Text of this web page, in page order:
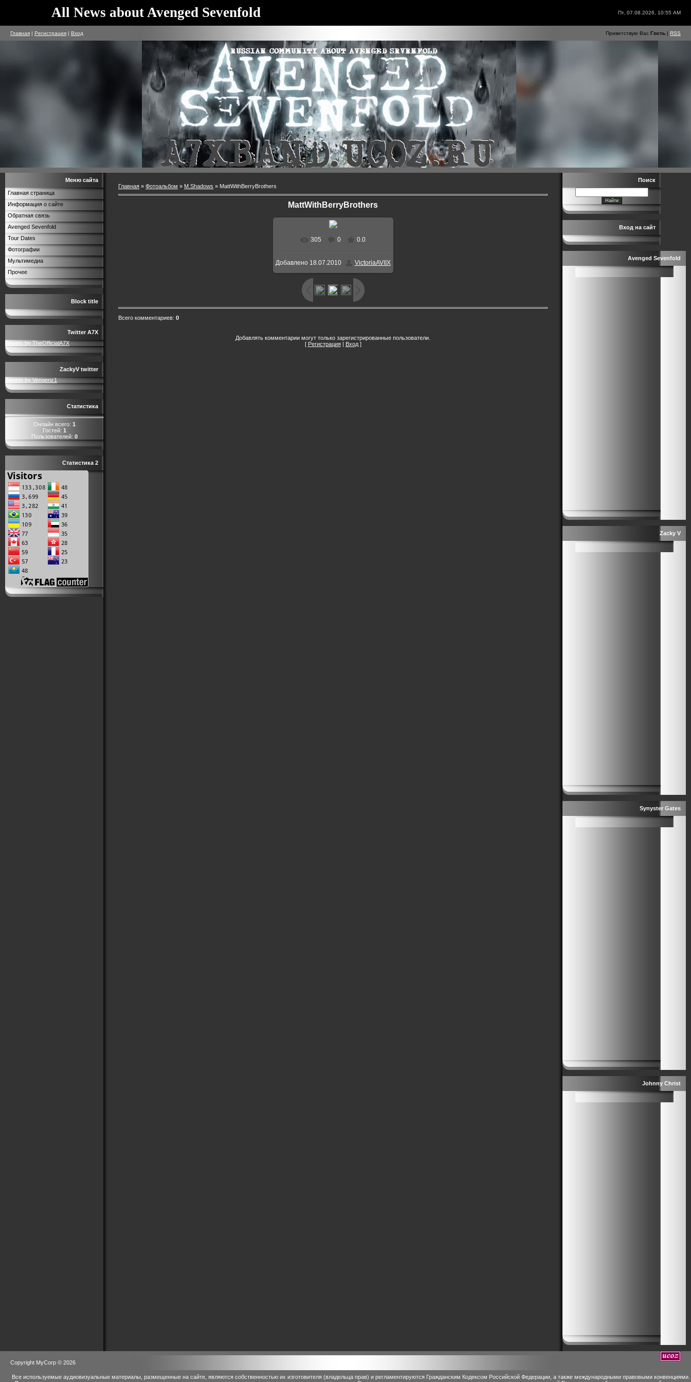
All News about Avenged Sevenfold Пт, 07.08.2026, 10:55 AM
Главная | Регистрация | Вход Приветствую Вас Гость | RSS
Меню сайта
Главная страница
Информация о сайте
Обратная связь
Avenged Sevenfold
Tour Dates
Фотографии
Мультимедиа
Прочее
Block title
Twitter A7X
Tweets by TheOfficialA7X
ZackyV twitter
Tweets by Vengenz1
Статистика
Онлайн всего: 1
Гостей: 1
Пользователей: 0
Статистика 2
Главная » Фотоальбом » M.Shadows » MattWithBerryBrothers
MattWithBerryBrothers
305 0 0.0
Добавлено 18.07.2010 VictoriaAVIIX
Всего комментариев: 0
Добавлять комментарии могут только зарегистрированные пользователи.
[ Регистрация| Вход]
Поиск
Вход на сайт
Avenged Sevenfold
Zacky V
Synyster Gates
Johnny Christ
Copyright MyCorp © 2026
Все используемые аудиовизуальные материалы, размещенные на сайте, являются собственностью их изготовителя (владельца прав) и регламентируются Гражданским Кодексом Российской Федерации, а также международными правовыми конвенциями.